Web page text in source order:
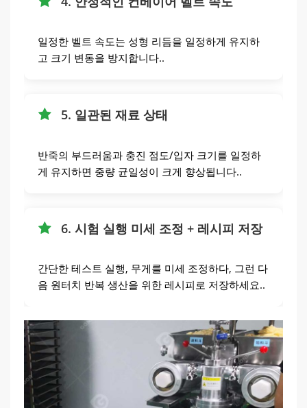
일정한 벨트 속도는 성형 리듬을 일정하게 유지하
고 크기 변동을 방지합니다..
5. 일관된 재료 상태
반죽의 부드러움과 충진 점도/입자 크기를 일정하
게 유지하면 중량 균일성이 크게 향상됩니다..
6. 시험 실행 미세 조정 + 레시피 저장
간단한 테스트 실행, 무게를 미세 조정하다, 그런 다
음 원터치 반복 생산을 위한 레시피로 저장하세요..